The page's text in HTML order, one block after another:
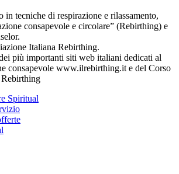
in tecniche di respirazione e rilassamento,
consapevole e circolare” (Rebirthing) e
Italiana Rebirthing.
più importanti siti web italiani dedicati al
consapevole www.ilrebirthing.it e del Corso
Spiritual